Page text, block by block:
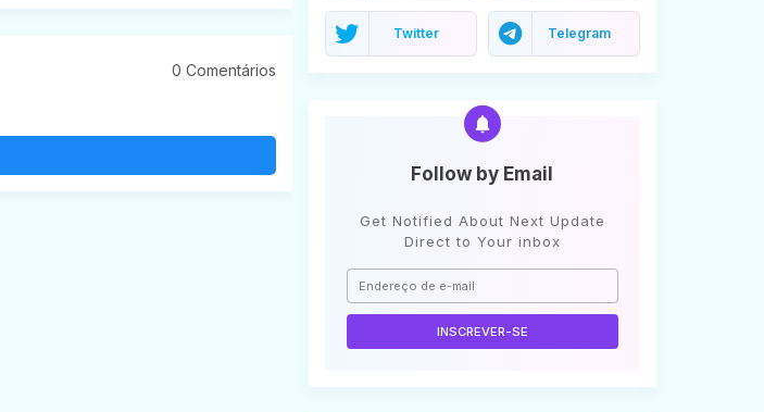
0 Comentários
Twitter Telegram
Follow by Email
Get Notified About Next Update
Direct to Your inbox